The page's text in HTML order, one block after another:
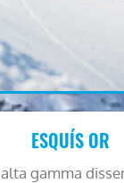
ESQUÍS OR
gamma